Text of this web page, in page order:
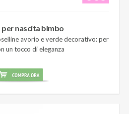
nascita bimbo
avorio e verde decorativo: per
un tocco di eleganza